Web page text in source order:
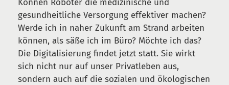
gesundheitliche Versorgung effektiver machen?
Werde ich in naher Zukunft am Strand arbeiten
können, als säße ich im Büro? Möchte ich das?
Die Digitalisierung findet jetzt statt. Sie wirkt
sich nicht nur auf unser Privatleben aus,
sondern auch auf die sozialen und ökologischen